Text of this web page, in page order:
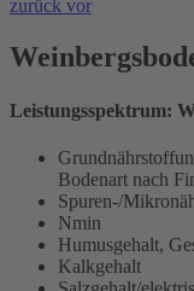
zurück vor
Leistungsspektrum:
Bodenart nach
Spuren-/
Nmin
Humusgehalt,
Kalkgehalt